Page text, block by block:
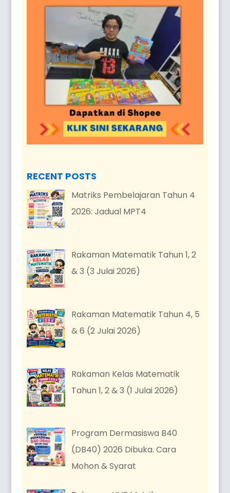
RECENT POSTS
Matriks Pembelajaran Tahun 4
2026: Jadual MPT4
Rakaman Matematik Tahun 1, 2
& 3 (3 Julai 2026)
Rakaman Matematik Tahun 4, 5
& 6 (2 Julai 2026)
Rakaman Kelas Matematik
Tahun 1, 2 & 3 (1 Julai 2026)
Program Dermasiswa B40
(DB40) 2026 Dibuka. Cara
Mohon & Syarat